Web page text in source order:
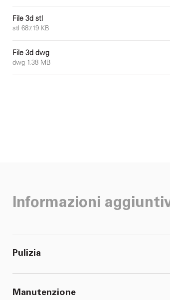
File 3d stl
stl 687.19 KB
File 3d dwg
dwg 1.38 MB
Informazioni
Pulizia
Manutenzione